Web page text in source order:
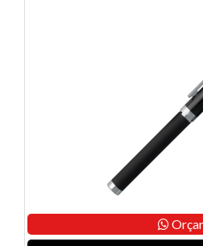
Orçar